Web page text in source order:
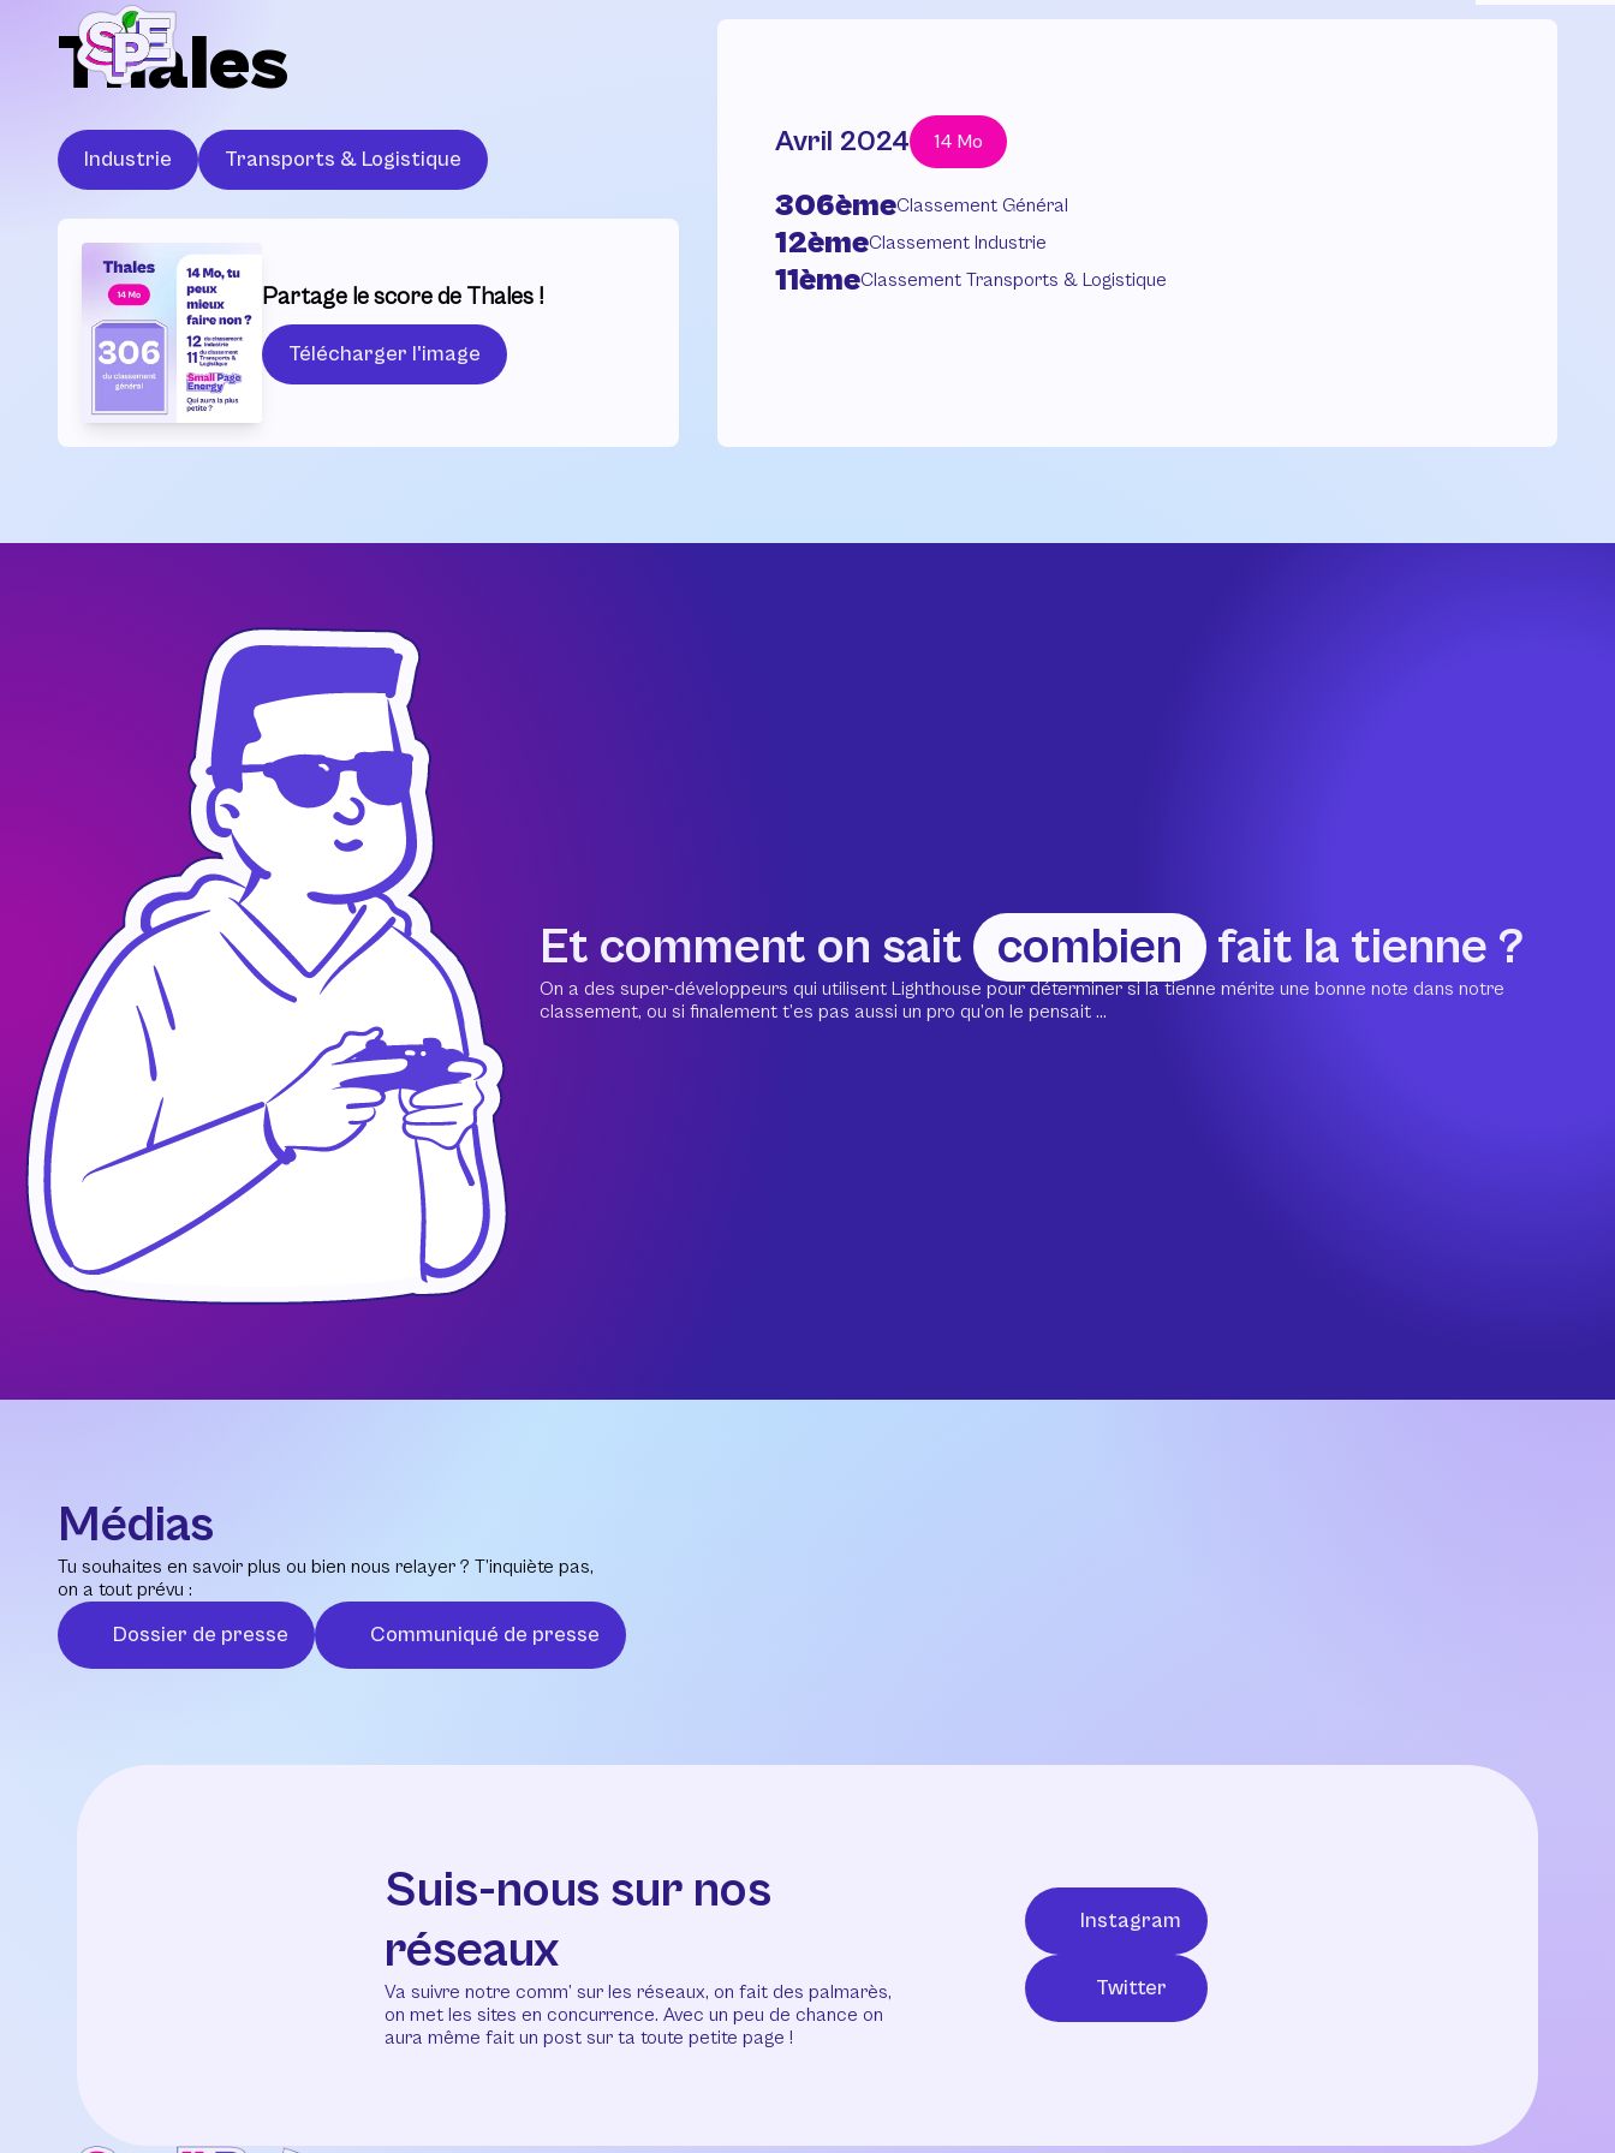
Thales
Industrie Transports & Logistique
Partage le score de Thales !
Télécharger l'image
Avril 2024 14 Mo
306èmeClassement Général
12èmeClassement Industrie
11èmeClassement Transports & Logistique
Et comment on sait combien fait la tienne ?
On a des super-développeurs qui utilisent Lighthouse pour déterminer si la tienne mérite une bonne note dans notre
classement, ou si finalement t’es pas aussi un pro qu’on le pensait ...
Médias
Tu souhaites en savoir plus ou bien nous relayer ? T’inquiète pas,
on a tout prévu :
Dossier de presse Communiqué de presse
Suis-nous sur nos
réseaux
Va suivre notre comm’ sur les réseaux, on fait des palmarès,
on met les sites en concurrence. Avec un peu de chance on
aura même fait un post sur ta toute petite page !
Instagram
Twitter